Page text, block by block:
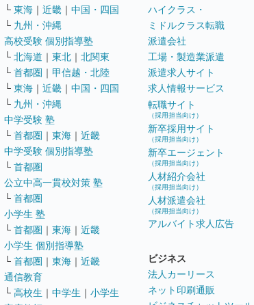
└ 東海 ｜ 近畿 ｜ 中国・四国
└ 九州・沖縄
高校受験 個別指導塾
└ 北海道 ｜ 東北 ｜ 北関東
└ 首都圏 ｜ 甲信越・北陸
└ 東海 ｜ 近畿 ｜ 中国・四国
└ 九州・沖縄
中学受験 塾
└ 首都圏 ｜ 東海 ｜ 近畿
中学受験 個別指導塾
└ 首都圏
公立中高一貫校対策 塾
└ 首都圏
小学生 塾
└ 首都圏 ｜ 東海 ｜ 近畿
小学生 個別指導塾
└ 首都圏 ｜ 東海 ｜ 近畿
通信教育
└ 高校生 ｜ 中学生 ｜ 小学生
ハイクラス・
ミドルクラス転職
派遣会社
工場・製造業派遣
派遣求人サイト
求人情報サービス
転職サイト
（採用担当向け）
新卒採用サイト
（採用担当向け）
新卒エージェント
（採用担当向け）
人材紹介会社
（採用担当向け）
人材派遣会社
（採用担当向け）
アルバイト求人広告
ビジネス
法人カーリース
ネット印刷通販